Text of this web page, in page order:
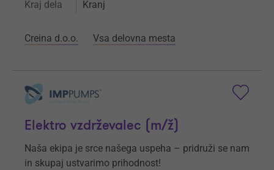
Kraj dela Kranj
Creina d.o.o. Vsa delovna mesta
Elektro vzdrževalec (m/ž)
Naša ekipa je srce našega uspeha – pridruži se nam
in skupaj ustvarimo prihodnost!